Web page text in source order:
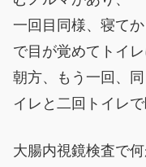
一回目同様、寝て
で目が覚めてトイレ
朝方、もう一回、
イレと二回トイレ
大腸内視鏡検査で